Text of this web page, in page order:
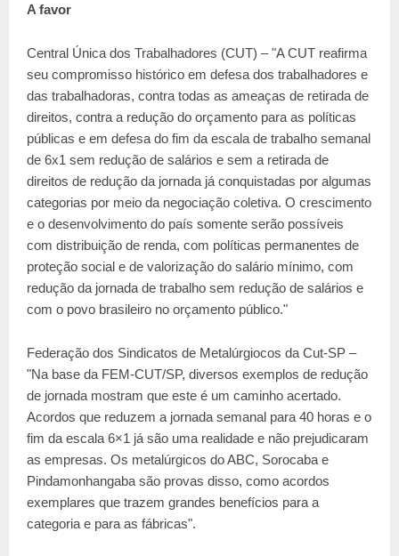
A favor
Central Única dos Trabalhadores (CUT) – "A CUT reafirma
seu compromisso histórico em defesa dos trabalhadores e
das trabalhadoras, contra todas as ameaças de retirada de
direitos, contra a redução do orçamento para as políticas
públicas e em defesa do fim da escala de trabalho semanal
de 6x1 sem redução de salários e sem a retirada de
direitos de redução da jornada já conquistadas por algumas
categorias por meio da negociação coletiva. O crescimento
e o desenvolvimento do país somente serão possíveis
com distribuição de renda, com políticas permanentes de
proteção social e de valorização do salário mínimo, com
redução da jornada de trabalho sem redução de salários e
com o povo brasileiro no orçamento público."
Federação dos Sindicatos de Metalúrgiocos da Cut-SP –
"Na base da FEM-CUT/SP, diversos exemplos de redução
de jornada mostram que este é um caminho acertado.
Acordos que reduzem a jornada semanal para 40 horas e o
fim da escala 6×1 já são uma realidade e não prejudicaram
as empresas. Os metalúrgicos do ABC, Sorocaba e
Pindamonhangaba são provas disso, como acordos
exemplares que trazem grandes benefícios para a
categoria e para as fábricas".